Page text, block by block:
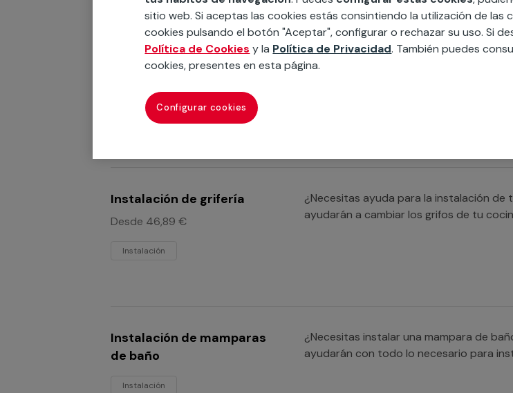
Instalación de ducha
Instalación
¿Buscas ayuda para instalar un plato de
Instalación de grifería
Desde 46,89 €
Instalación
¿Necesitas ayuda para la instalación
ayudarán a cambiar los grifos de tu
Instalación de mamparas
de baño
Instalación
¿Necesitas instalar una mampara de
ayudarán con todo lo necesario para
sitio web. Si aceptas las cookies estás consintiendo la utilización de
cookies pulsando el botón "Aceptar", configurar o rechazar su uso. Si
Política de Cookies y la Política de Privacidad. También puedes
cookies, presentes en esta página.
Configurar cookies